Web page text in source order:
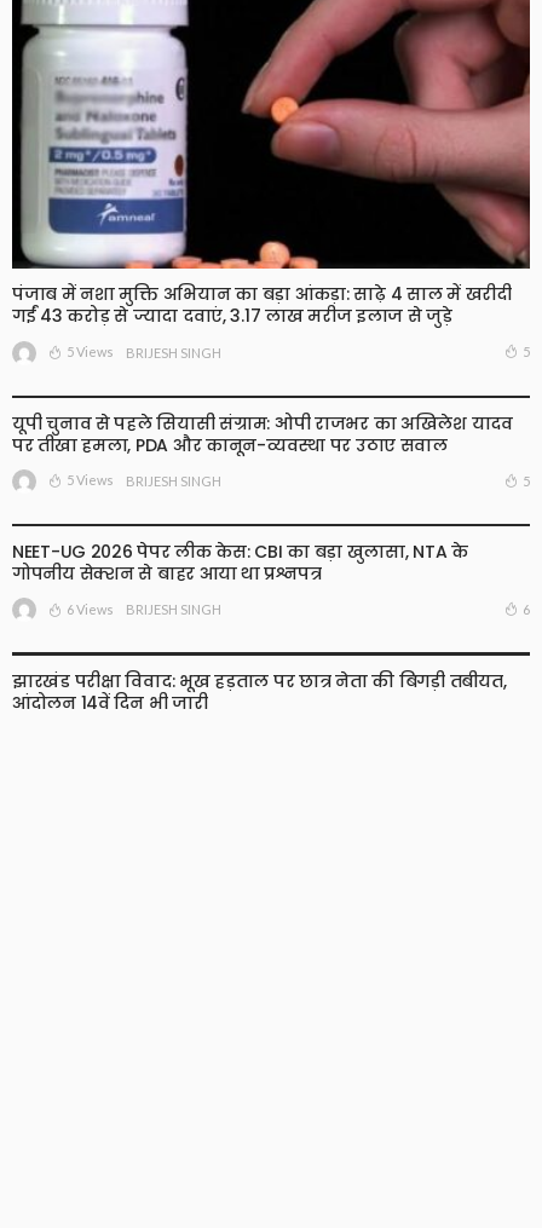
पंजाब में नशा मुक्ति अभियान का बड़ा आंकड़ा: साढ़े 4 साल में खरीदी
गईं 43 करोड़ से ज्यादा दवाएं, 3.17 लाख मरीज इलाज से जुड़े
5 Views BRIJESH SINGH 5
यूपी चुनाव से पहले सियासी संग्राम: ओपी राजभर का अखिलेश यादव
पर तीखा हमला, PDA और कानून-व्यवस्था पर उठाए सवाल
5 Views BRIJESH SINGH 5
NEET-UG 2026 पेपर लीक केस: CBI का बड़ा खुलासा, NTA के
गोपनीय सेक्शन से बाहर आया था प्रश्नपत्र
6 Views BRIJESH SINGH 6
झारखंड परीक्षा विवाद: भूख हड़ताल पर छात्र नेता की बिगड़ी तबीयत,
आंदोलन 14वें दिन भी जारी